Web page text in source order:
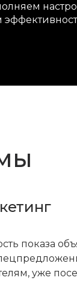
показа
уже